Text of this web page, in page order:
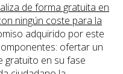
de forma gratuita en
ningún coste para la
adquirido por este
ofertar un
gratuito en su fase